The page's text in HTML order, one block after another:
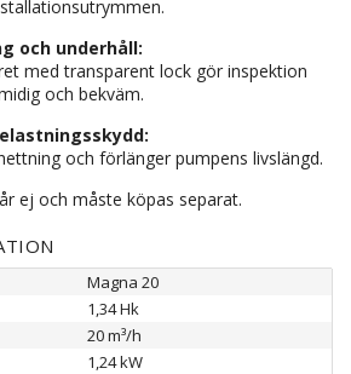
och underhåll:
med transparent lock gör inspektion
och bekväm.
och förlänger pumpens livslängd.
ej och måste köpas separat.
Magna 20
1,34 Hk
20 m³/h
1,24 kW